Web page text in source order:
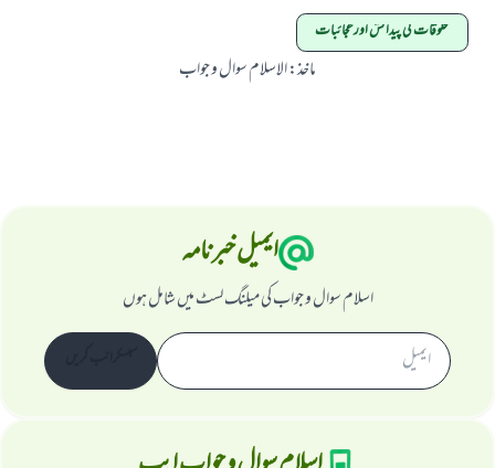
مخلوقات کی پیدائش اورعجائبات
ماخذ:الاسلام سوال و جواب
ایمیل خبرنامہ
اسلام سوال و جواب کی میلنگ لسٹ میں شامل ہوں